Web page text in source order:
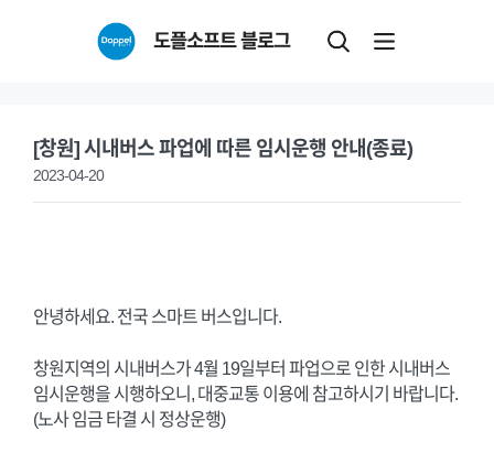
도플소프트 블로그
[창원] 시내버스 파업에 따른 임시운행 안내(종료)
2023-04-20
안녕하세요. 전국 스마트 버스입니다.
창원지역의 시내버스가 4월 19일부터 파업으로 인한 시내버스
임시운행을 시행하오니, 대중교통 이용에 참고하시기 바랍니다.
(노사 임금 타결 시 정상운행)